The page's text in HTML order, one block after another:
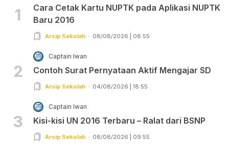
1
Cara Cetak Kartu NUPTK pada Aplikasi NUPTK
Baru 2016
Arsip Sekolah 08/08/2026 | 08:55
2
Captain Iwan
Contoh Surat Pernyataan Aktif Mengajar SD
Arsip Sekolah 04/08/2026 | 18:55
3
Captain Iwan
Kisi-kisi UN 2016 Terbaru – Ralat dari BSNP
Arsip Sekolah 08/08/2026 | 09:55